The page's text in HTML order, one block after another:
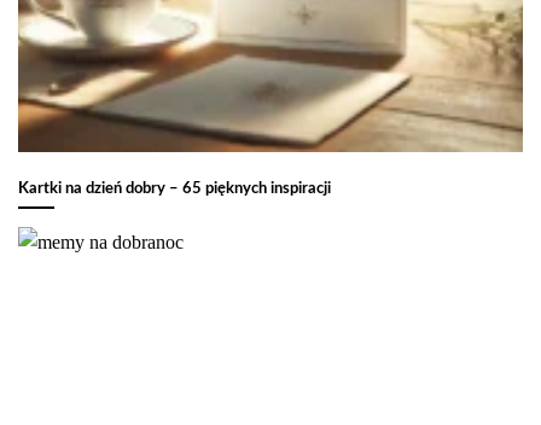
Kartki na dzień dobry – 65 pięknych inspiracji